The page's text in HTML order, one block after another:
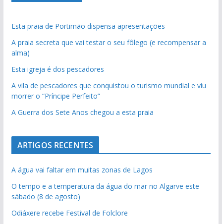
Esta praia de Portimão dispensa apresentações
A praia secreta que vai testar o seu fôlego (e recompensar a
alma)
Esta igreja é dos pescadores
A vila de pescadores que conquistou o turismo mundial e viu
morrer o “Príncipe Perfeito”
A Guerra dos Sete Anos chegou a esta praia
ARTIGOS RECENTES
A água vai faltar em muitas zonas de Lagos
O tempo e a temperatura da água do mar no Algarve este
sábado (8 de agosto)
Odiáxere recebe Festival de Folclore